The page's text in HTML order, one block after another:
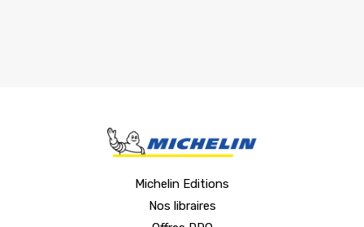
Michelin Editions
Nos libraires